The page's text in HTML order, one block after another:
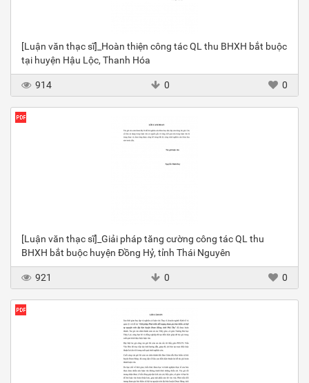
[Luận văn thạc sĩ]_Hoàn thiện công tác QL thu BHXH bắt buộc
tại huyện Hậu Lộc, Thanh Hóa
914 0 0
[Luận văn thạc sĩ]_Giải pháp tăng cường công tác QL thu
BHXH bắt buộc huyện Đồng Hỷ, tỉnh Thái Nguyên
921 0 0